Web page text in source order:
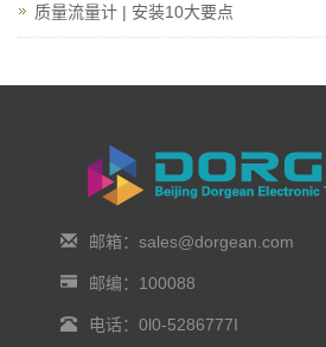
质量流量计 | 安装10大要点
邮箱：sales@dorgean.com
邮编：100088
电话：0l0-5286777I